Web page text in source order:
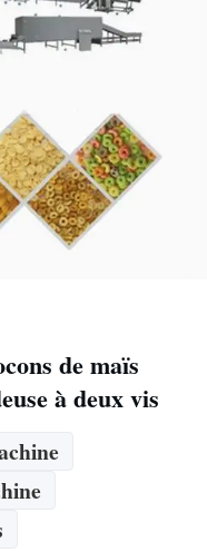
de maïs
à deux vis